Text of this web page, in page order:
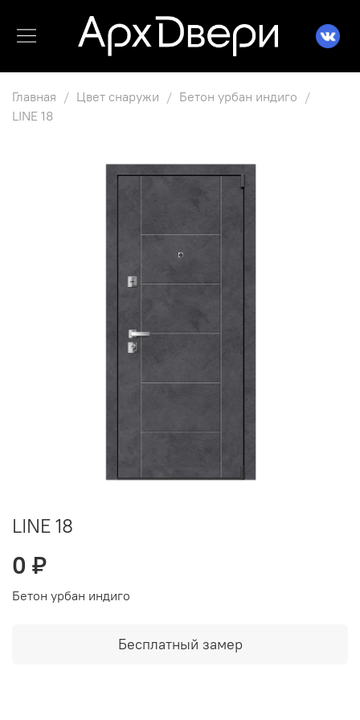
Главная Цвет снаружи
Бетон урбан индиго
LINE 18
LINE 18
0 ₽
Бетон урбан индиго
Бесплатный замер